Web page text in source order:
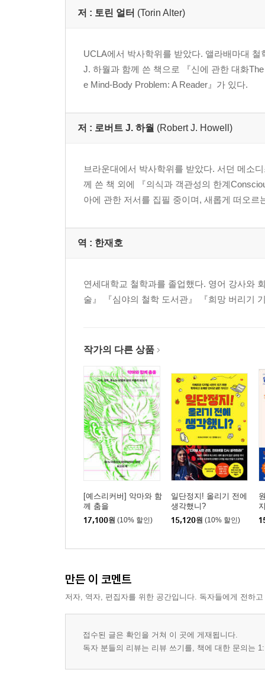
저 : 토린 얼터 (Torin Alter)
UCLA에서 박사학위를 받았다. 앨라배마대
J. 하월과 함께 쓴 책으로 『신에 관한 대화
e Mind-Body Problem: A Reader』가 있다.
저 : 로버트 J. 하월 (Robert J. Howell)
브라운대에서 박사학위를 받았다. 서던 메소
께 쓴 책 외에 『의식과 객관성의 한계
아에 관한 저서를 집필 중이며, 새롭게 떠오
역 : 한재호
연세대학교 철학과를 졸업했다. 영어 강사와
술』 『심야의 철학 도서관』 『희망 버리기
작가의 다른 상품
[예스리커버] 악마와 함
께 춤을
17,100원 (10% 할인)
일단정지! 올리기 전에
생각했니?
15,120원 (10% 할인)
만든 이 코멘트
저자, 역자, 편집자를 위한 공간입니다. 독자들에게 전하
접수된 글은 확인을 거쳐 이 곳에 게재됩니다.
독자 분들의 리뷰는 리뷰 쓰기를, 책에 대한 문의는